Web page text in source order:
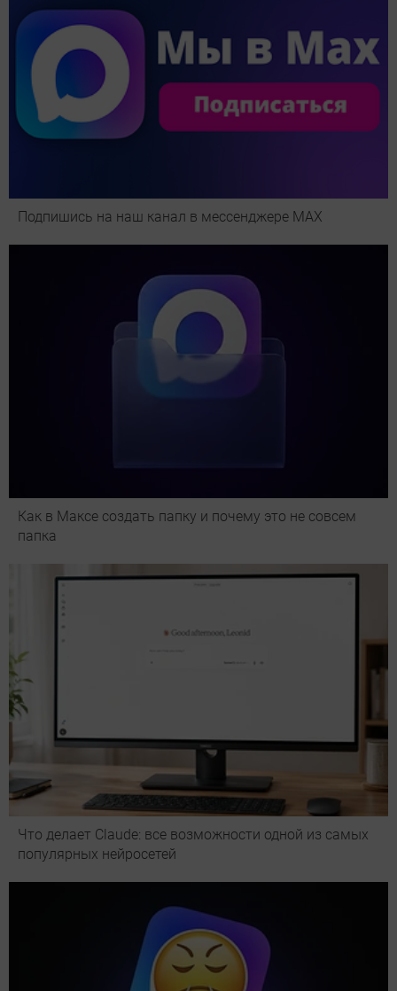
Подпишись на наш канал в мессенджере МАХ
Как в Максе создать папку и почему это не совсем
папка
Что делает Сlaude: все возможности одной из самых
популярных нейросетей